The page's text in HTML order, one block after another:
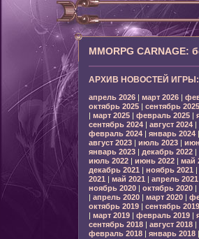
MMORPG CARNAGE:
АРХИВ НОВОСТЕЙ ИГРЫ:
апрель 2026| март 2026|
октябрь 2025| сентябрь 2025
| март 2025| февраль 2025|
сентябрь 2024| август 2024|
февраль 2024| январь 2024|
август 2023| июль 2023|
январь 2023| декабрь 2022|
июль 2022| июнь 2022| май
декабрь 2021 | ноябрь 2021 |
2021 | май 2021 | апрель 2021
ноябрь 2020| октябрь 2020|
| апрель 2020| март 2020|
октябрь 2019| сентябрь 2019
| март 2019| февраль 2019|
сентябрь 2018| август 2018|
февраль 2018| январь 2018|